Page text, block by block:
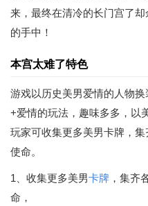
来，最终在清冷的长门宫了
的手中！
本宫太难了特色
游戏以历史美男爱情的人物
+爱情的玩法，趣味多多，以
玩家可收集更多美男卡牌，
使命。
1、收集更多美男卡牌 ，集齐
命，